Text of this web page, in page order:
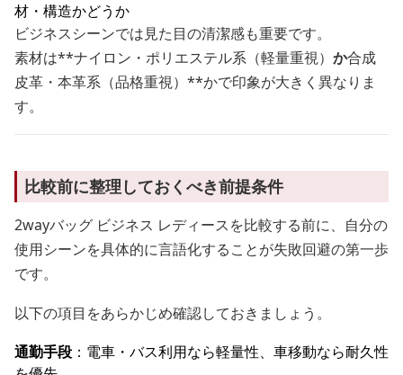
材・構造かどうか
ビジネスシーンでは見た目の清潔感も重要です。
素材は**ナイロン・ポリエステル系（軽量重視） か合成
皮革・本革系（品格重視）**かで印象が大きく異なりま
す。
比較前に整理しておくべき前提条件
2wayバッグ ビジネス レディースを比較する前に、自分の
使用シーンを具体的に言語化することが失敗回避の第一歩
です。
以下の項目をあらかじめ確認しておきましょう。
通勤手段 ：電車・バス利用なら軽量性、車移動なら耐久性